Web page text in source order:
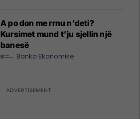
A po don me rrnu n’deti?
Kursimet mund t’ju sjellin një
banesë
Banka Ekonomike